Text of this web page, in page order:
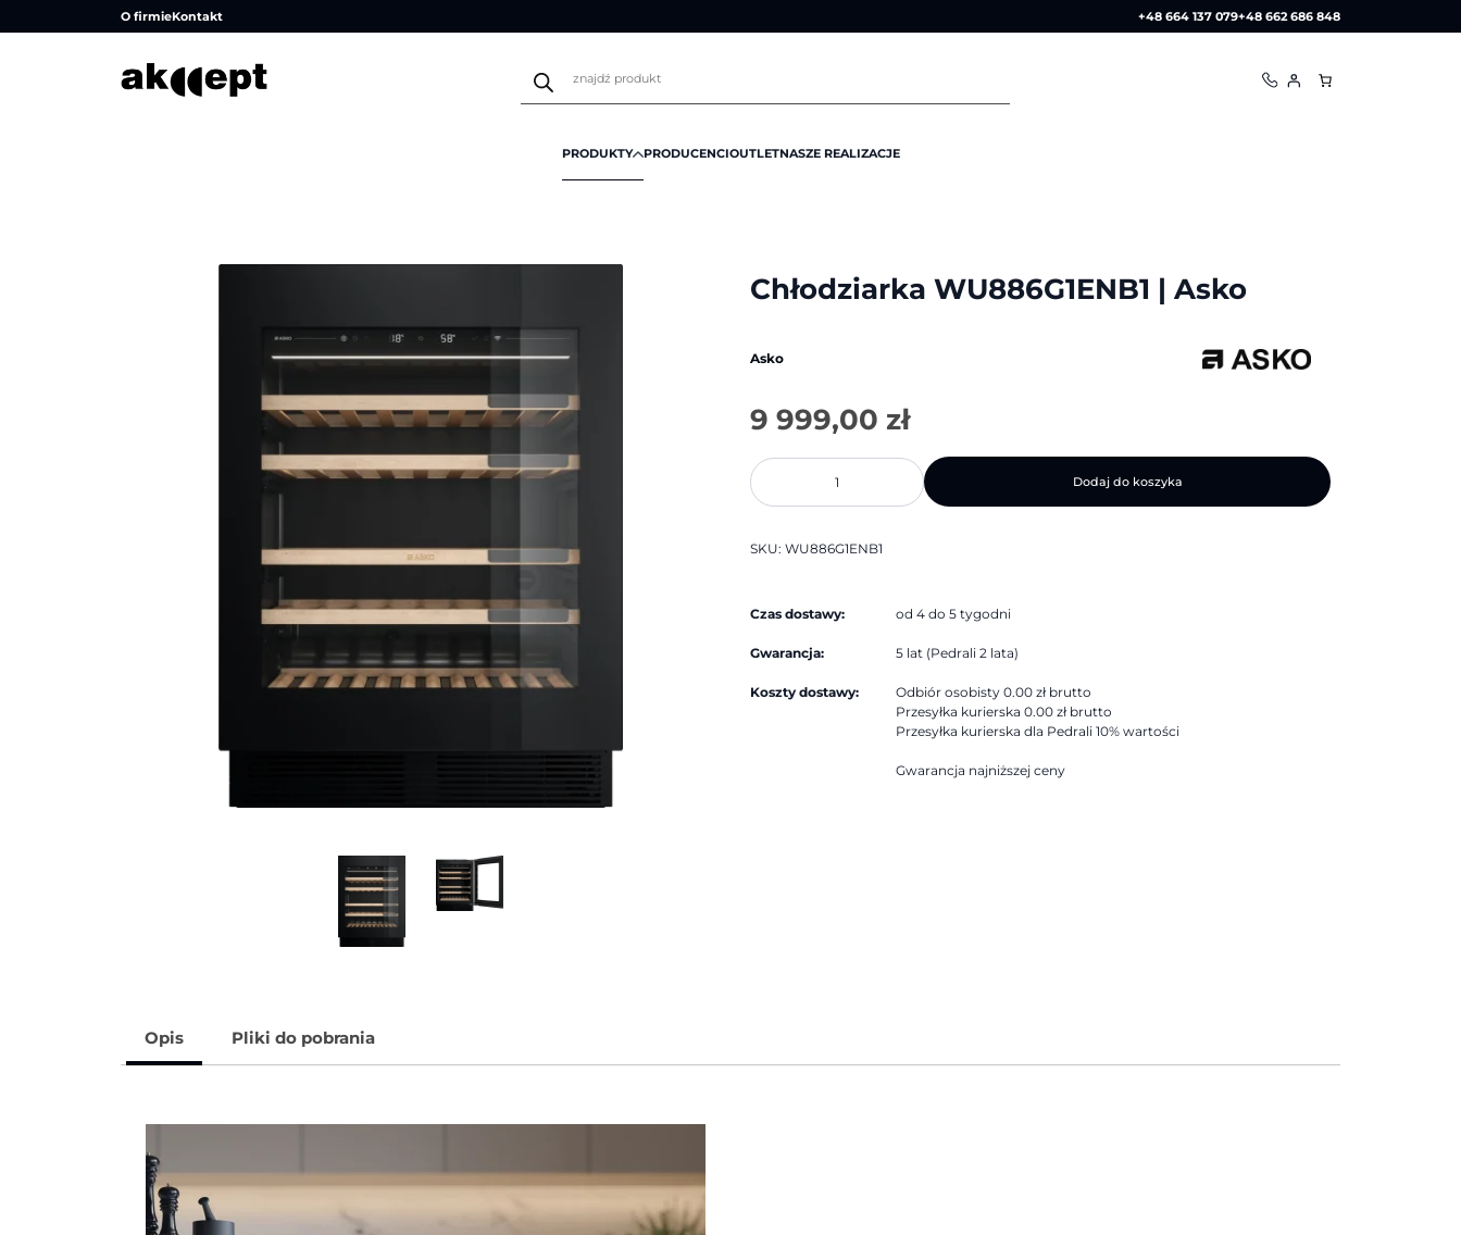
O firmieKontakt +48 664 137 079+48 662 686 848
produktów
PRODUKTY PRODUCENCIOUTLETNASZE REALIZACJE
Chłodziarka WU886G1ENB1 | Asko
Asko
9 999,00 zł
ilość
Chłodziarka
WU886G1ENB1
Dodaj do koszyka
SKU: WU886G1ENB1
Czas dostawy: od 4 do 5 tygodni
Gwarancja: 5 lat (Pedrali 2 lata)
Koszty dostawy:
Odbiór osobisty 0.00 zł brutto
Przesyłka kurierska 0.00 zł brutto
Przesyłka kurierska dla Pedrali 10% wartości
Gwarancja najniższej ceny
Opis Pliki do pobrania